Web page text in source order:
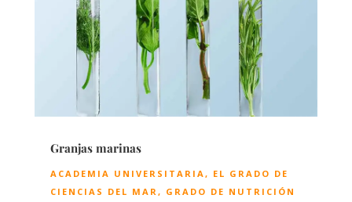
Granjas marinas
ACADEMIA UNIVERSITARIA , EL GRADO DE
CIENCIAS DEL MAR , GRADO DE NUTRICIÓN